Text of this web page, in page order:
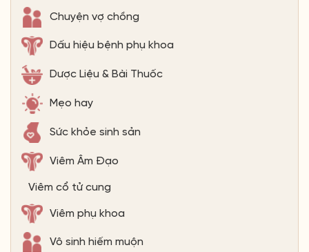
Chuyện vợ chồng
Dấu hiệu bệnh phụ khoa
Dược Liệu & Bài Thuốc
Mẹo hay
Sức khỏe sinh sản
Viêm Âm Đạo
Viêm cổ tử cung
Viêm phụ khoa
Vô sinh hiếm muộn